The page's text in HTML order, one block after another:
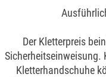
Der Kletterpreis
Sicherheitseinweisung.
Kletterhandschuhe